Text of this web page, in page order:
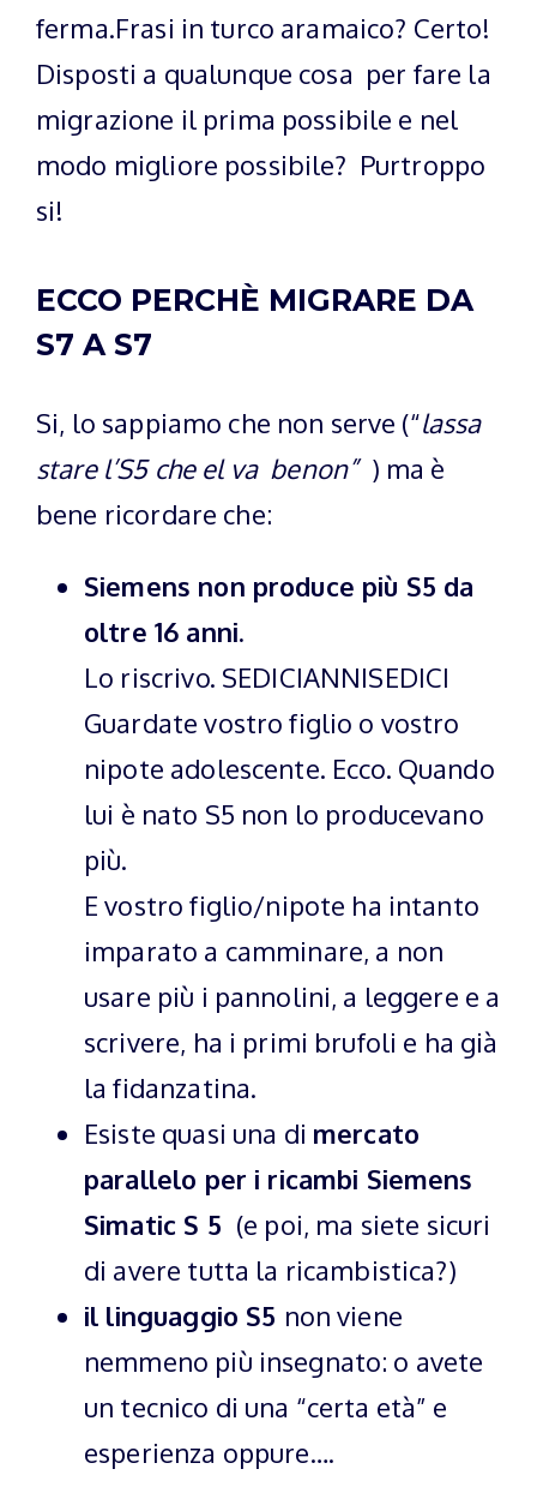
ferma.Frasi in turco aramaico? Certo!
Disposti a qualunque cosa per fare la
migrazione il prima possibile e nel
modo migliore possibile? Purtroppo
si!
ECCO PERCHÈ MIGRARE DA
S7 A S7
Si, lo sappiamo che non serve (“lassa
stare l’S5 che el va benon” ) ma è
bene ricordare che:
Siemens non produce più S5 da
oltre 16 anni.
Lo riscrivo. SEDICIANNISEDICI
Guardate vostro figlio o vostro
nipote adolescente. Ecco. Quando
lui è nato S5 non lo producevano
più.
E vostro figlio/nipote ha intanto
imparato a camminare, a non
usare più i pannolini, a leggere e a
scrivere, ha i primi brufoli e ha già
la fidanzatina.
Esiste quasi una di mercato
parallelo per i ricambi Siemens
Simatic S 5 (e poi, ma siete sicuri
di avere tutta la ricambistica?)
il linguaggio S5 non viene
nemmeno più insegnato: o avete
un tecnico di una “certa età” e
esperienza oppure….